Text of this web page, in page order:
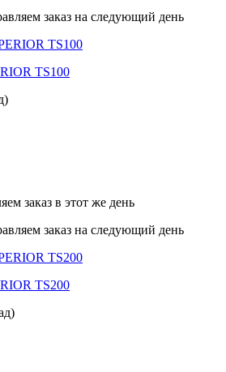
заказ на следующий день
TS100
заказ в этот же день
заказ на следующий день
TS200